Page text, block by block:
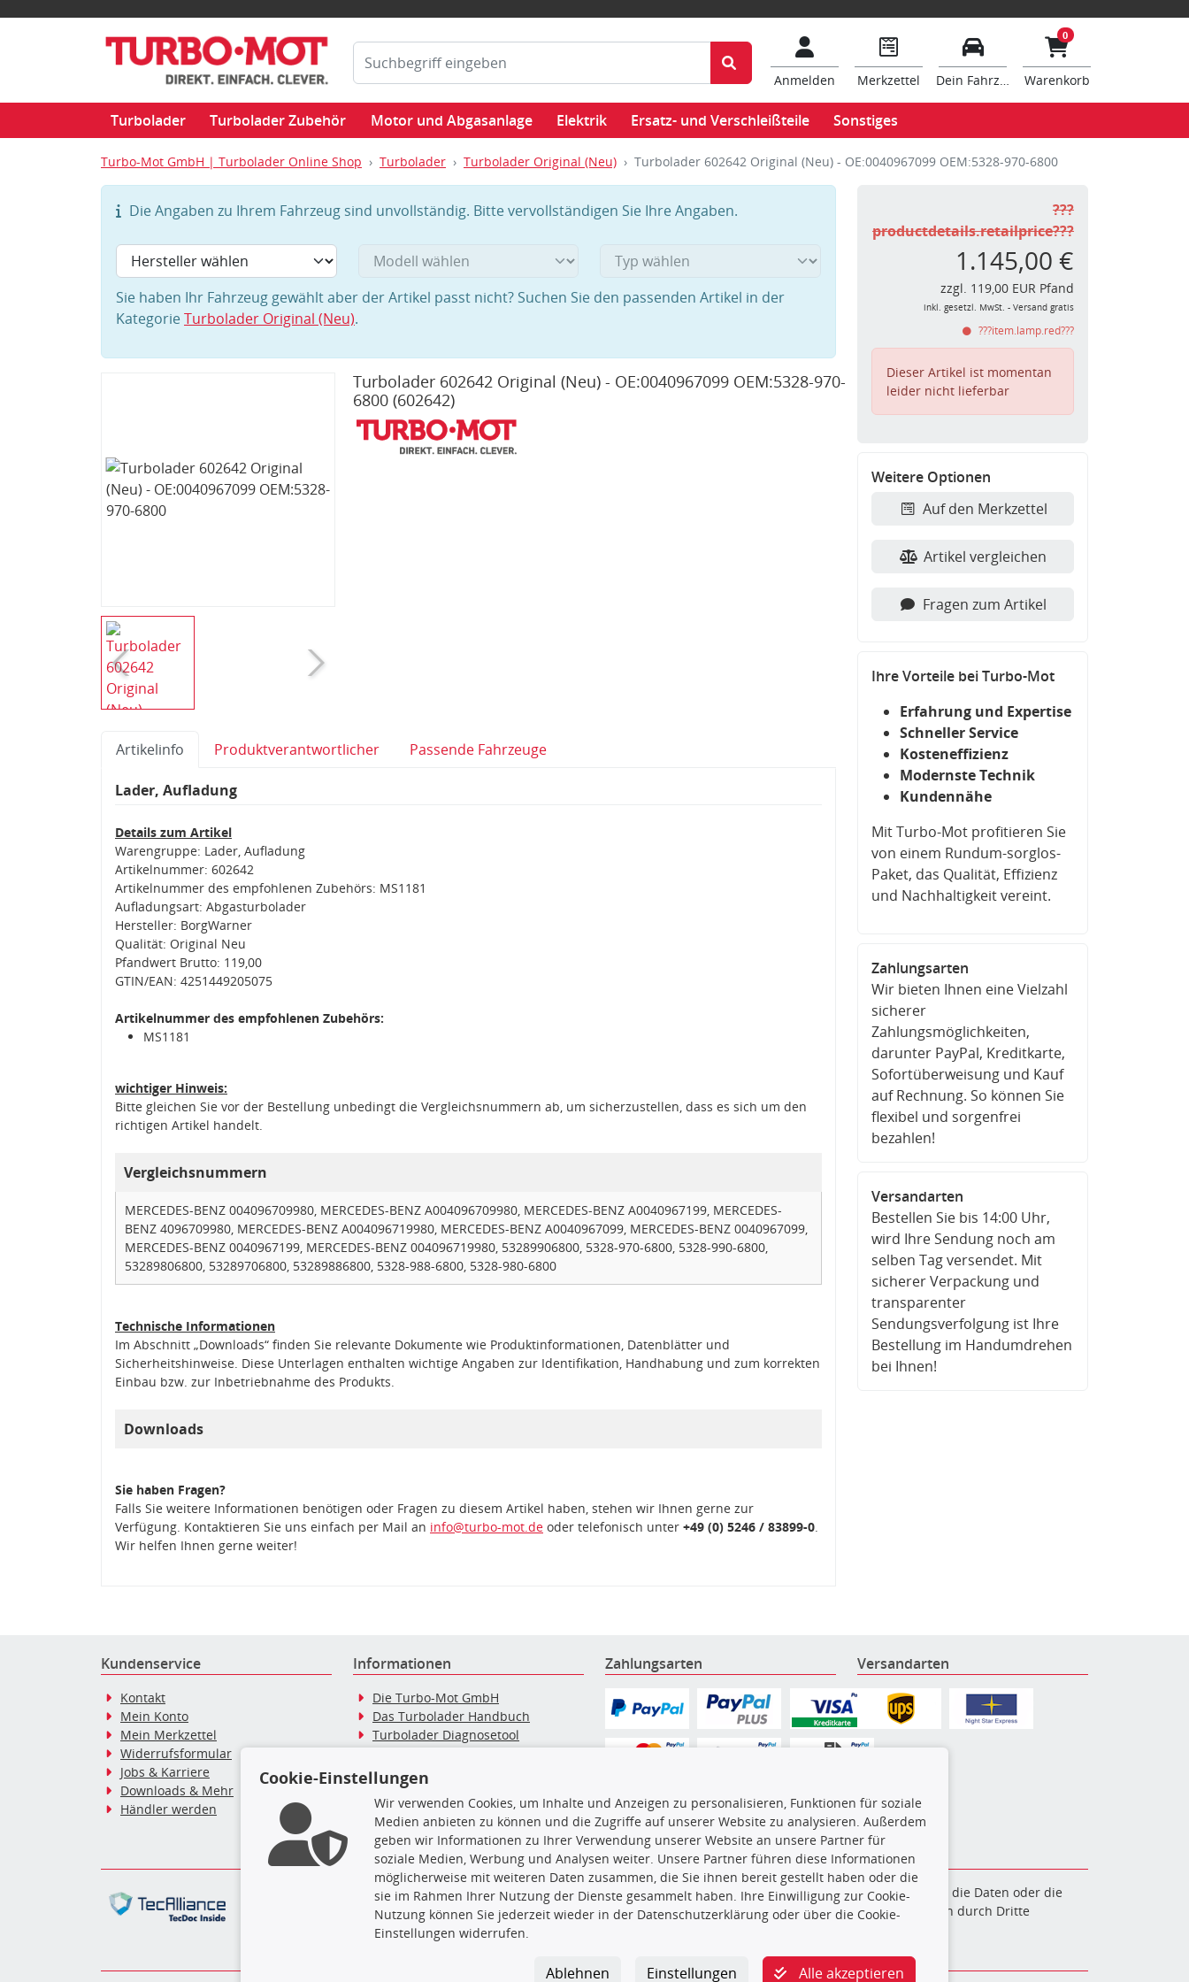
Anmelden Merkzettel Dein Fahrzeug
0
Warenkorb
Turbolader Turbolader Zubehör Motor und Abgasanlage Elektrik Ersatz- und Verschleißteile Sonstiges
Turbo-Mot GmbH | Turbolader Online Shop Turbolader Turbolader Original (Neu) Turbolader 602642 Original (Neu) - OE:0040967099 OEM:5328-970-6800
Die Angaben zu Ihrem Fahrzeug sind unvollständig. Bitte vervollständigen Sie Ihre Angaben.
Sie haben Ihr Fahrzeug gewählt aber der Artikel passt nicht? Suchen Sie den passenden Artikel in der
KategorieTurbolader Original (Neu).
Turbolader 602642 Original (Neu) - OE:0040967099 OEM:5328-970-
6800 (602642)
Artikelinfo Produktverantwortlicher Passende Fahrzeuge
Lader, Aufladung
Details zum Artikel
Warengruppe: Lader, Aufladung
Artikelnummer: 602642
Artikelnummer des empfohlenen Zubehörs: MS1181
Aufladungsart: Abgasturbolader
Hersteller: BorgWarner
Qualität: Original Neu
Pfandwert Brutto: 119,00
GTIN/EAN: 4251449205075
Artikelnummer des empfohlenen Zubehörs:
MS1181
wichtiger Hinweis:
Bitte gleichen Sie vor der Bestellung unbedingt die Vergleichsnummern ab, um sicherzustellen, dass es sich um den
richtigen Artikel handelt.
Vergleichsnummern
MERCEDES-BENZ 004096709980, MERCEDES-BENZ A004096709980, MERCEDES-BENZ A0040967199, MERCEDES-
BENZ 4096709980, MERCEDES-BENZ A004096719980, MERCEDES-BENZ A0040967099, MERCEDES-BENZ 0040967099,
MERCEDES-BENZ 0040967199, MERCEDES-BENZ 004096719980, 53289906800, 5328-970-6800, 5328-990-6800,
53289806800, 53289706800, 53289886800, 5328-988-6800, 5328-980-6800
Technische Informationen
Im Abschnitt „Downloads“ finden Sie relevante Dokumente wie Produktinformationen, Datenblätter und
Sicherheitshinweise. Diese Unterlagen enthalten wichtige Angaben zur Identifikation, Handhabung und zum korrekten
Einbau bzw. zur Inbetriebnahme des Produkts.
Downloads
Sie haben Fragen?
Falls Sie weitere Informationen benötigen oder Fragen zu diesem Artikel haben, stehen wir Ihnen gerne zur
Verfügung. Kontaktieren Sie uns einfach per Mail an info@turbo-mot.de oder telefonisch unter +49 (0) 5246 / 83899-0.
Wir helfen Ihnen gerne weiter!
???
productdetails.retailprice???
1.145,00 €
zzgl. 119,00 EUR Pfand
inkl. gesetzl. MwSt. - Versand gratis
???item.lamp.red???
Dieser Artikel ist momentan
leider nicht lieferbar
Weitere Optionen
Auf den Merkzettel
Artikel vergleichen
Fragen zum Artikel
Ihre Vorteile bei Turbo-Mot
Erfahrung und Expertise
Schneller Service
Kosteneffizienz
Modernste Technik
Kundennähe
Mit Turbo-Mot profitieren Sie
von einem Rundum-sorglos-
Paket, das Qualität, Effizienz
und Nachhaltigkeit vereint.
Zahlungsarten
Wir bieten Ihnen eine Vielzahl
sicherer
Zahlungsmöglichkeiten,
darunter PayPal, Kreditkarte,
Sofortüberweisung und Kauf
auf Rechnung. So können Sie
flexibel und sorgenfrei
bezahlen!
Versandarten
Bestellen Sie bis 14:00 Uhr,
wird Ihre Sendung noch am
selben Tag versendet. Mit
sicherer Verpackung und
transparenter
Sendungsverfolgung ist Ihre
Bestellung im Handumdrehen
bei Ihnen!
Kundenservice
Kontakt
Mein Konto
Mein Merkzettel
Widerrufsformular
Jobs & Karriere
Downloads & Mehr
Händler werden
Informationen
Die Turbo-Mot GmbH
Das Turbolader Handbuch
Turbolader Diagnosetool
Turbolader Instandsetzung
Dieselpartikelfilter-Reinigung
Blog: Werkstattinformationen
Turbolader Hersteller
Turbolader nach Auto Marke
Zahlungsarten Versandarten
Die hier angezeigten Daten, insbesondere die gesamte Datenbank, dürfen nicht kopiert werden. Es ist zu unterlassen, die Daten oder die
gesamte Datenbank ohne vorherige Zustimmung TecDocs zu vervielfältigen, zu verbreiten und/oder diese Handlungen durch Dritte
ausführen zu lassen. Ein Zuwiderhandeln stellt eine Urheberrechtsverletzung dar und wird verfolgt.
Cookie-Einstellungen
Wir verwenden Cookies, um Inhalte und Anzeigen zu personalisieren, Funktionen für soziale
Medien anbieten zu können und die Zugriffe auf unserer Website zu analysieren. Außerdem
geben wir Informationen zu Ihrer Verwendung unserer Website an unsere Partner für
soziale Medien, Werbung und Analysen weiter. Unsere Partner führen diese Informationen
möglicherweise mit weiteren Daten zusammen, die Sie ihnen bereit gestellt haben oder die
sie im Rahmen Ihrer Nutzung der Dienste gesammelt haben. Ihre Einwilligung zur Cookie-
Nutzung können Sie jederzeit wieder in der Datenschutzerklärung oder über die Cookie-
Einstellungen widerrufen.
Alle akzeptieren
Einstellungen
Ablehnen